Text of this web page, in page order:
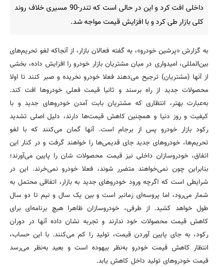
داخلی افت کرد و این در حالی است که تندر-90 مسیری خلاف روند
کلی بازار طی کرد و با افزایش قیمت مواجه شد.
به گزارش «پرشین خودرو»، به گفته فعالان بازار، از آنجاکه لغو تحریم‌های
بین‌المللی، امیدواری در میان مشتریان بازار خودرو را افزایش داده، بخشی
از آنها (مشتریان) ترجیح می‌دهند فعلا خودرو نخریده و صبر کنند تا اولا
محصولات جدید از راه برسند و ثانیا قیمت فعلی خودروها افت کند.
به‌عبارت بهتر، انتظاری که مشتریان بابت آمدن خودروهای جدید و با
کیفیت و روز دنیا و همچنین کاهش قیمت‌ها دارند، دلیل اصلی تشدید
رکود بازار خودرو پس از برجام است. آنها گمان می‌کنند که با لغو
تحریم‌ها، خودروهای جدید جای قدیمی‌ها را خواهند گرفت و در کنار این
اتفاق، خودروسازان داخلی نیز قیمت محصولات شان را پایین می‌آورند؛
بنابراین چون نمی‌خواهند متضرر شوند، فعلا خودرو نمی‌خرند. این در
شرایطی است که اگرچه ورود خودروهای جدید به بازار، اتفاقی محتمل به
شمار می‌رود، اما پروسه‌ای زمانبر است و بین یک سال و نیم تا دو سال
طول خواهد کشید. از طرفی، خودروسازان ظاهرا هیچ برنامه‌ای برای
کاهش قیمت محصولات خود ندارند و تجربه نشان داده آنها در دوران
رکود، به جای پایین آوردن قیمت، تولید را کم می‌کنند. با این حساب،
انتظار کاهش قیمت خودرو به‌نظر بیهوده است و بعید به‌نظر می‌رسد
قیمت خودروهای تولید داخل کاهش یابد.